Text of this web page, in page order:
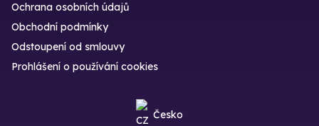
Ochrana osobních údajů
Obchodní podmínky
Odstoupení od smlouvy
Prohlášení o používání cookies
Česko